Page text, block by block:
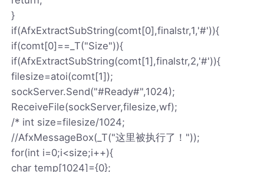
}
if(AfxExtractSubString(comt[0],finalstr,1,'#')){
if(comt[0]==_T("Size")){
if(AfxExtractSubString(comt[1],finalstr,2,'#')){
filesize=atoi(comt[1]);
sockServer.Send("#Ready#",1024);
ReceiveFile(sockServer,filesize,wf);
/* int size=filesize/1024;
//AfxMessageBox(_T("这里被执行了！"));
for(int i=0;i<size;i++){
char temp[1024]={0};